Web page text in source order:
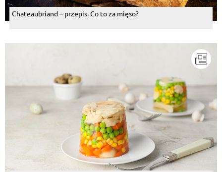
Chateaubriand – przepis. Co to za mięso?